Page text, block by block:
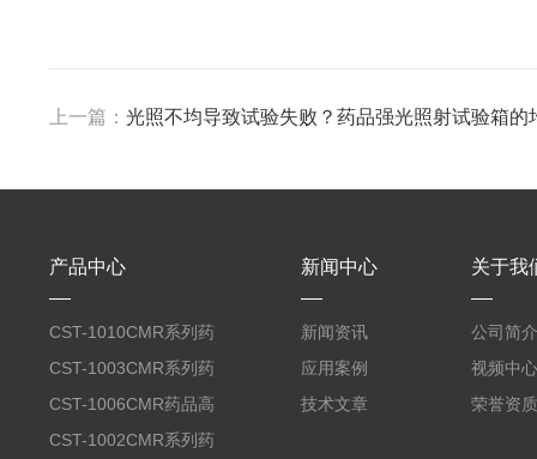
上一篇： 光照不均导致试验失败？药品强光照射试验箱
产品中心
CST-1010CMR系列药
品高温试验箱
CST-1003CMR系列药
品高温试验箱
CST-1006CMR药品高
温试验箱
CST-1002CMR系列药
新闻中心
新闻资讯
应用案例
技术文章
关于我
公司简介
视频中心
荣誉资质